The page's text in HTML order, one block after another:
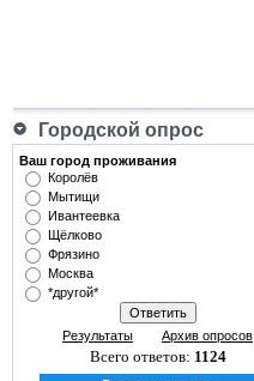
Городской опрос
Ваш город проживания
Королёв
Мытищи
Ивантеевка
Щёлково
Фрязино
Москва
*другой*
Результаты Архив опросов
Всего ответов: 1124